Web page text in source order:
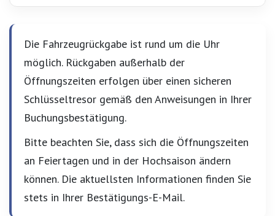
Die Fahrzeugrückgabe ist rund um die Uhr
möglich. Rückgaben außerhalb der
Öffnungszeiten erfolgen über einen sicheren
Schlüsseltresor gemäß den Anweisungen in Ihrer
Buchungsbestätigung.
Bitte beachten Sie, dass sich die Öffnungszeiten
an Feiertagen und in der Hochsaison ändern
können. Die aktuellsten Informationen finden Sie
stets in Ihrer Bestätigungs-E-Mail.